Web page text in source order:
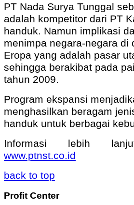
PT Nada Surya Tunggal
adalah kompetitor dari PT
handuk. Namun implikasi
menimpa negara-negara di
Eropa yang adalah pasar
sehingga berakibat pada
tahun 2009.
Program ekspansi
menghasilkan beragam
handuk untuk berbagai
Informasi lebih
www.ptnst.co.id
back to top
Profit Center